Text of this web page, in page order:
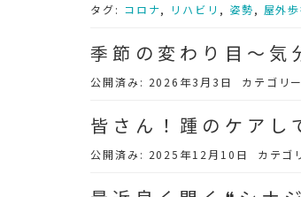
タグ: コロナ, リハビリ , 姿勢, 屋外
季節の変わり目～気
公開済み: 2026年3月3日 カテゴリ
皆さん！踵のケアし
公開済み: 2025年12月10日 カテゴ